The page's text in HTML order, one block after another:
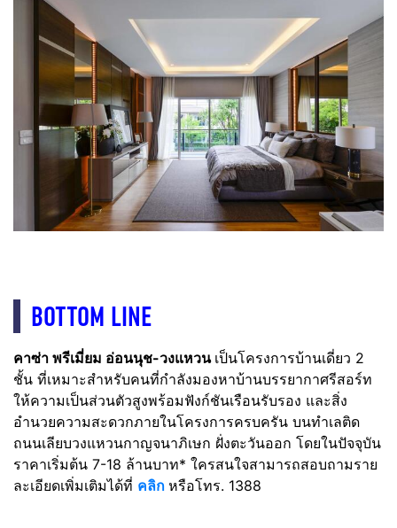
BOTTOM LINE
คาซ่า พรีเมี่ยม อ่อนนุช-วงแหวน เป็นโครงการบ้านเดี่ยว 2
ชั้น ที่เหมาะสำหรับคนที่กำลังมองหาบ้านบรรยากาศรีสอร์ท
ให้ความเป็นส่วนตัวสูงพร้อมฟังก์ชันเรือนรับรอง และสิ่ง
อำนวยความสะดวกภายในโครงการครบครัน บนทำเลติด
ถนนเลียบวงแหวนกาญจนาภิเษก ฝั่งตะวันออก โดยในปัจจุบัน
ราคาเริ่มต้น 7-18 ล้านบาท* ใครสนใจสามารถสอบถามราย
ละเอียดเพิ่มเติมได้ที่ คลิก หรือโทร. 1388